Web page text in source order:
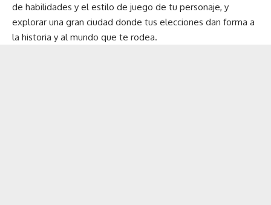
de habilidades y el estilo de juego de tu personaje, y
explorar una gran ciudad donde tus elecciones dan forma a
la historia y al mundo que te rodea.